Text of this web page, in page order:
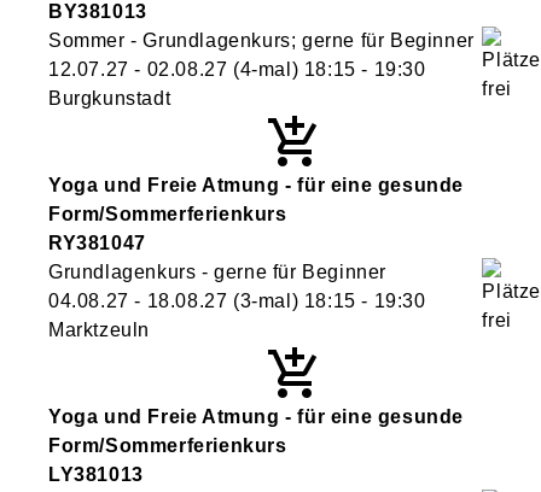
BY381013
Sommer - Grundlagenkurs; gerne für Beginner
12.07.27 - 02.08.27 (4-mal) 18:15 - 19:30
Burgkunstadt
Yoga und Freie Atmung - für eine gesunde
Form/Sommerferienkurs
RY381047
Grundlagenkurs - gerne für Beginner
04.08.27 - 18.08.27 (3-mal) 18:15 - 19:30
Marktzeuln
Yoga und Freie Atmung - für eine gesunde
Form/Sommerferienkurs
LY381013